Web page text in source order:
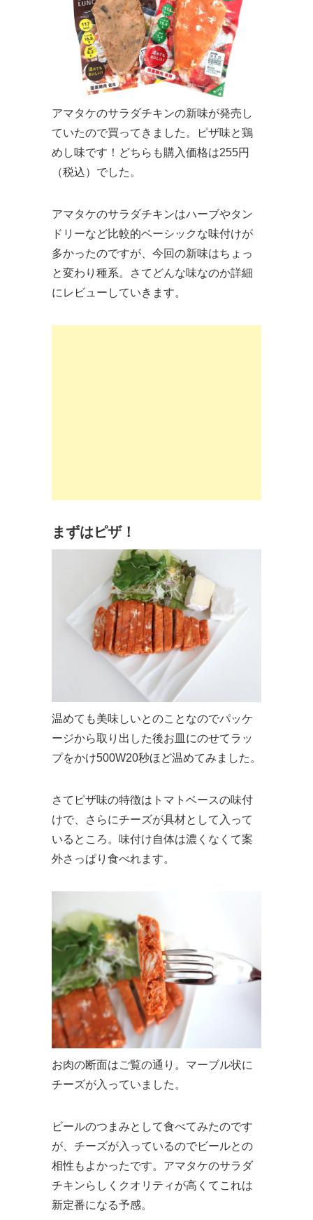
アマタケのサラダチキンの新味が発売し
ていたので買ってきました。ピザ味と鶏
めし味です！どちらも購入価格は255円
（税込）でした。
アマタケのサラダチキンはハーブやタン
ドリーなど比較的ベーシックな味付けが
多かったのですが、今回の新味はちょっ
と変わり種系。さてどんな味なのか詳細
にレビューしていきます。
まずはピザ！
温めても美味しいとのことなのでパッケ
ージから取り出した後お皿にのせてラッ
プをかけ500W20秒ほど温めてみました。
さてピザ味の特徴はトマトベースの味付
けで、さらにチーズが具材として入って
いるところ。味付け自体は濃くなくて案
外さっぱり食べれます。
お肉の断面はご覧の通り。マーブル状に
チーズが入っていました。
ビールのつまみとして食べてみたのです
が、チーズが入っているのでビールとの
相性もよかったです。アマタケのサラダ
チキンらしくクオリティが高くてこれは
新定番になる予感。